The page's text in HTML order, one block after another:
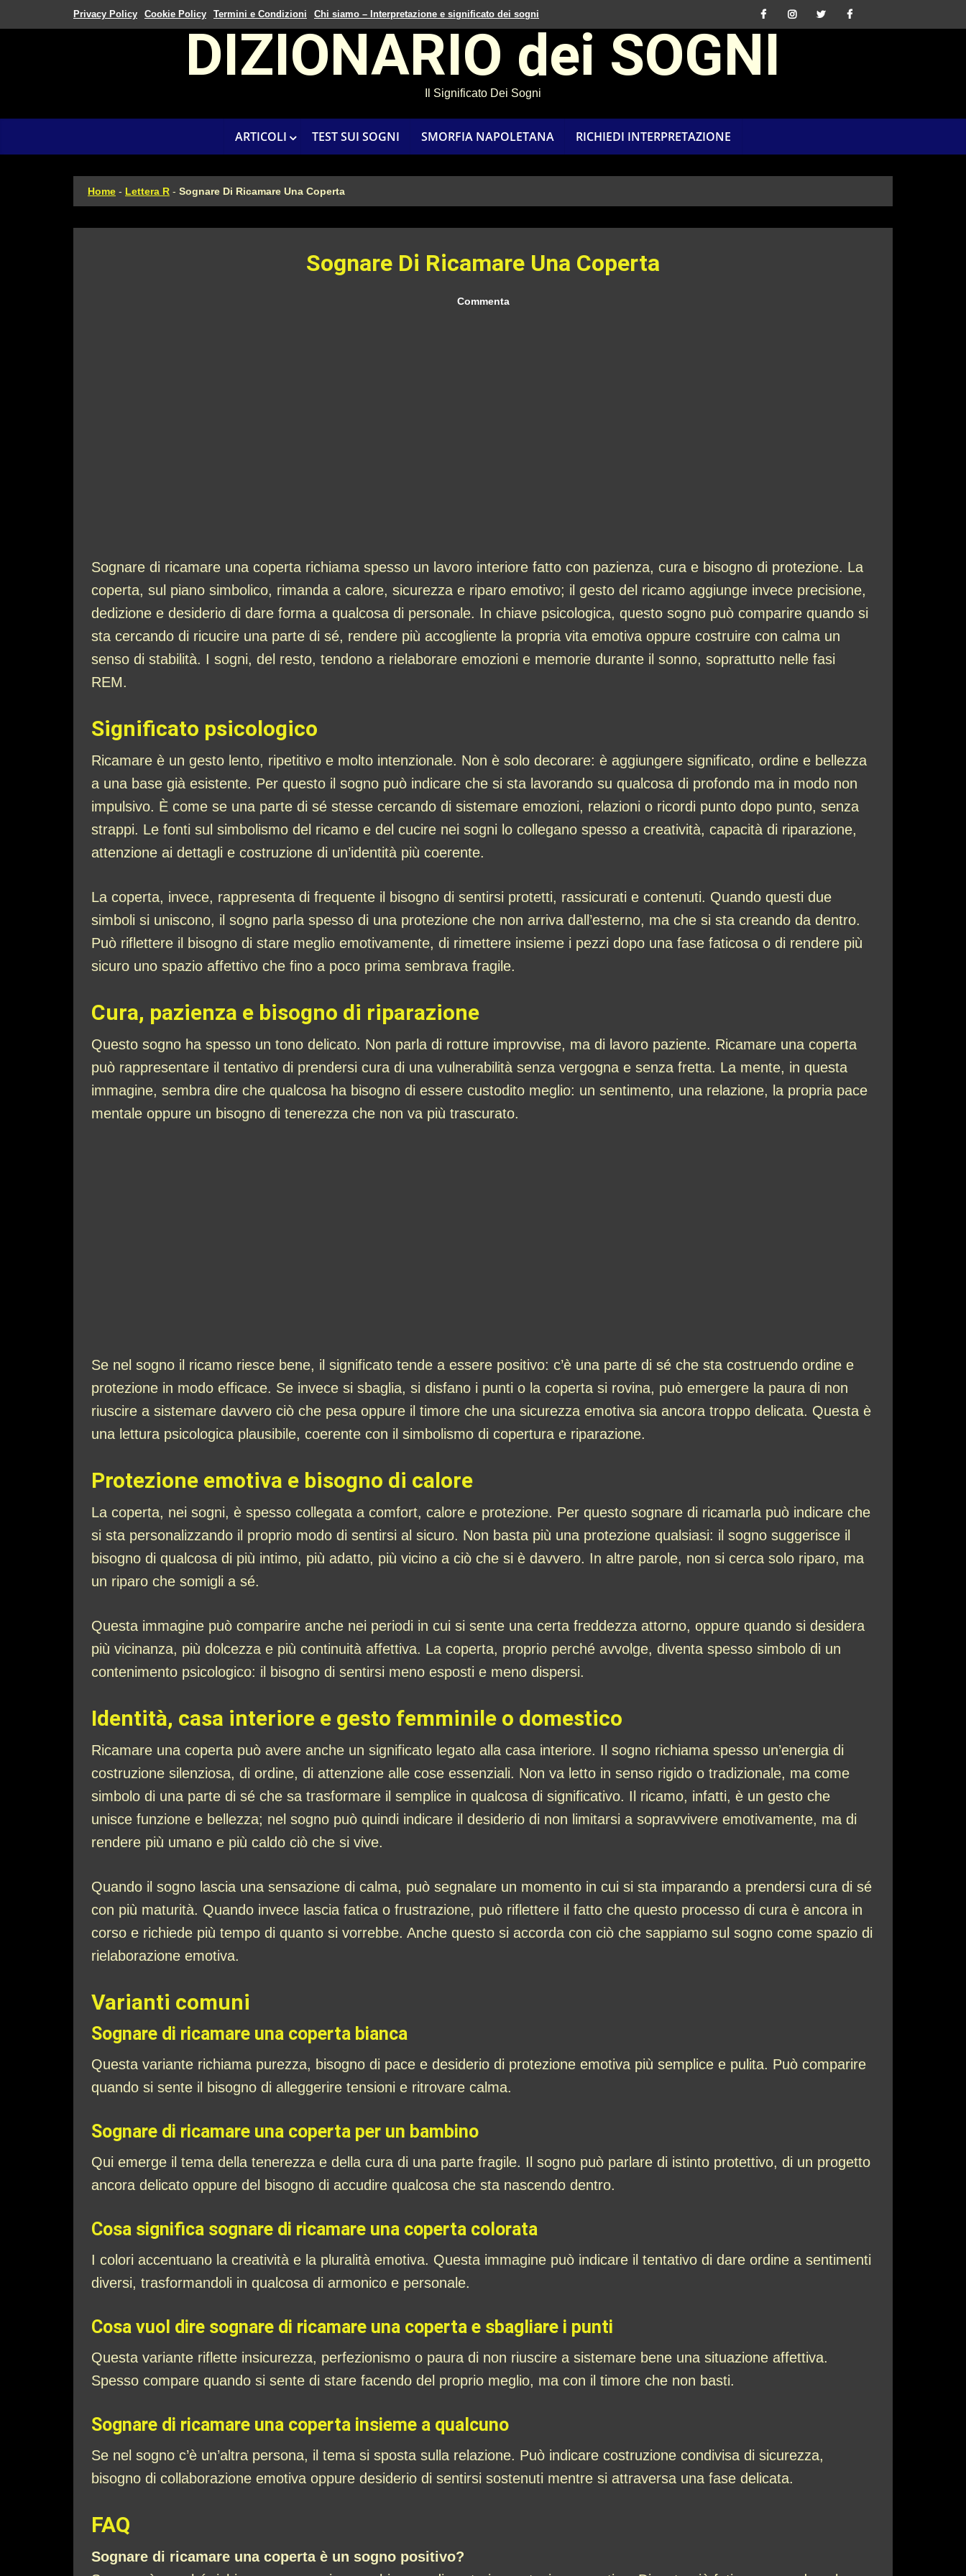
Privacy Policy Cookie Policy Termini e Condizioni Chi siamo – Interpretazione e significato dei sogni
DIZIONARIO dei SOGNI
Il Significato Dei Sogni
ARTICOLI TEST SUI SOGNI SMORFIA NAPOLETANA RICHIEDI INTERPRETAZIONE
Home - Lettera R - Sognare Di Ricamare Una Coperta
Sognare Di Ricamare Una Coperta
Commenta
Sognare di ricamare una coperta richiama spesso un lavoro interiore fatto con pazienza, cura e bisogno di protezione. La
coperta, sul piano simbolico, rimanda a calore, sicurezza e riparo emotivo; il gesto del ricamo aggiunge invece precisione,
dedizione e desiderio di dare forma a qualcosa di personale. In chiave psicologica, questo sogno può comparire quando si
sta cercando di ricucire una parte di sé, rendere più accogliente la propria vita emotiva oppure costruire con calma un
senso di stabilità. I sogni, del resto, tendono a rielaborare emozioni e memorie durante il sonno, soprattutto nelle fasi
REM.
Significato psicologico
Ricamare è un gesto lento, ripetitivo e molto intenzionale. Non è solo decorare: è aggiungere significato, ordine e bellezza
a una base già esistente. Per questo il sogno può indicare che si sta lavorando su qualcosa di profondo ma in modo non
impulsivo. È come se una parte di sé stesse cercando di sistemare emozioni, relazioni o ricordi punto dopo punto, senza
strappi. Le fonti sul simbolismo del ricamo e del cucire nei sogni lo collegano spesso a creatività, capacità di riparazione,
attenzione ai dettagli e costruzione di un’identità più coerente.
La coperta, invece, rappresenta di frequente il bisogno di sentirsi protetti, rassicurati e contenuti. Quando questi due
simboli si uniscono, il sogno parla spesso di una protezione che non arriva dall’esterno, ma che si sta creando da dentro.
Può riflettere il bisogno di stare meglio emotivamente, di rimettere insieme i pezzi dopo una fase faticosa o di rendere più
sicuro uno spazio affettivo che fino a poco prima sembrava fragile.
Cura, pazienza e bisogno di riparazione
Questo sogno ha spesso un tono delicato. Non parla di rotture improvvise, ma di lavoro paziente. Ricamare una coperta
può rappresentare il tentativo di prendersi cura di una vulnerabilità senza vergogna e senza fretta. La mente, in questa
immagine, sembra dire che qualcosa ha bisogno di essere custodito meglio: un sentimento, una relazione, la propria pace
mentale oppure un bisogno di tenerezza che non va più trascurato.
Se nel sogno il ricamo riesce bene, il significato tende a essere positivo: c’è una parte di sé che sta costruendo ordine e
protezione in modo efficace. Se invece si sbaglia, si disfano i punti o la coperta si rovina, può emergere la paura di non
riuscire a sistemare davvero ciò che pesa oppure il timore che una sicurezza emotiva sia ancora troppo delicata. Questa è
una lettura psicologica plausibile, coerente con il simbolismo di copertura e riparazione.
Protezione emotiva e bisogno di calore
La coperta, nei sogni, è spesso collegata a comfort, calore e protezione. Per questo sognare di ricamarla può indicare che
si sta personalizzando il proprio modo di sentirsi al sicuro. Non basta più una protezione qualsiasi: il sogno suggerisce il
bisogno di qualcosa di più intimo, più adatto, più vicino a ciò che si è davvero. In altre parole, non si cerca solo riparo, ma
un riparo che somigli a sé.
Questa immagine può comparire anche nei periodi in cui si sente una certa freddezza attorno, oppure quando si desidera
più vicinanza, più dolcezza e più continuità affettiva. La coperta, proprio perché avvolge, diventa spesso simbolo di un
contenimento psicologico: il bisogno di sentirsi meno esposti e meno dispersi.
Identità, casa interiore e gesto femminile o domestico
Ricamare una coperta può avere anche un significato legato alla casa interiore. Il sogno richiama spesso un’energia di
costruzione silenziosa, di ordine, di attenzione alle cose essenziali. Non va letto in senso rigido o tradizionale, ma come
simbolo di una parte di sé che sa trasformare il semplice in qualcosa di significativo. Il ricamo, infatti, è un gesto che
unisce funzione e bellezza; nel sogno può quindi indicare il desiderio di non limitarsi a sopravvivere emotivamente, ma di
rendere più umano e più caldo ciò che si vive.
Quando il sogno lascia una sensazione di calma, può segnalare un momento in cui si sta imparando a prendersi cura di sé
con più maturità. Quando invece lascia fatica o frustrazione, può riflettere il fatto che questo processo di cura è ancora in
corso e richiede più tempo di quanto si vorrebbe. Anche questo si accorda con ciò che sappiamo sul sogno come spazio di
rielaborazione emotiva.
Varianti comuni
Sognare di ricamare una coperta bianca
Questa variante richiama purezza, bisogno di pace e desiderio di protezione emotiva più semplice e pulita. Può comparire
quando si sente il bisogno di alleggerire tensioni e ritrovare calma.
Sognare di ricamare una coperta per un bambino
Qui emerge il tema della tenerezza e della cura di una parte fragile. Il sogno può parlare di istinto protettivo, di un progetto
ancora delicato oppure del bisogno di accudire qualcosa che sta nascendo dentro.
Cosa significa sognare di ricamare una coperta colorata
I colori accentuano la creatività e la pluralità emotiva. Questa immagine può indicare il tentativo di dare ordine a sentimenti
diversi, trasformandoli in qualcosa di armonico e personale.
Cosa vuol dire sognare di ricamare una coperta e sbagliare i punti
Questa variante riflette insicurezza, perfezionismo o paura di non riuscire a sistemare bene una situazione affettiva.
Spesso compare quando si sente di stare facendo del proprio meglio, ma con il timore che non basti.
Sognare di ricamare una coperta insieme a qualcuno
Se nel sogno c’è un’altra persona, il tema si sposta sulla relazione. Può indicare costruzione condivisa di sicurezza,
bisogno di collaborazione emotiva oppure desiderio di sentirsi sostenuti mentre si attraversa una fase delicata.
FAQ
Sognare di ricamare una coperta è un sogno positivo?